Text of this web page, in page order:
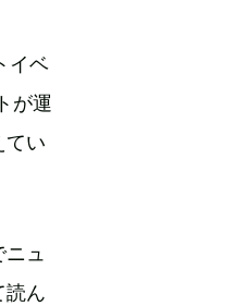
イベ
が運
てい
ュ
読ん